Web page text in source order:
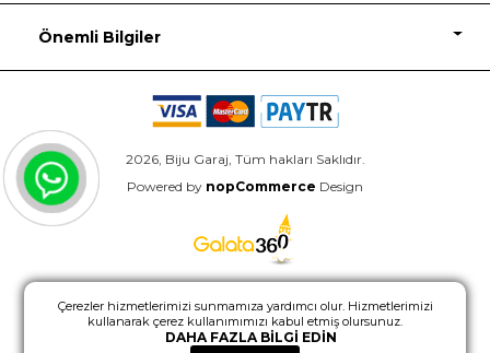
Önemli Bilgiler
2026, Biju Garaj, Tüm hakları Saklıdır.
Powered by nopCommerce Design
Çerezler hizmetlerimizi sunmamıza yardımcı olur. Hizmetlerimizi
kullanarak çerez kullanımımızı kabul etmiş olursunuz.
DAHA FAZLA BILGI EDIN